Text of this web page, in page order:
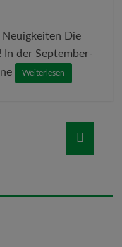
Neuigkeiten Die
In der September-
Weiterlesen